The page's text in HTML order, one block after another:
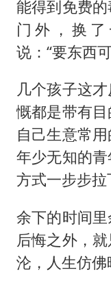
能得到免费
门外，换
说：“要东西
几个孩子这
慨都是带有
自己生意常
年少无知的
方式一步步拉
余下的时间
后悔之外，
沦，人生仿佛